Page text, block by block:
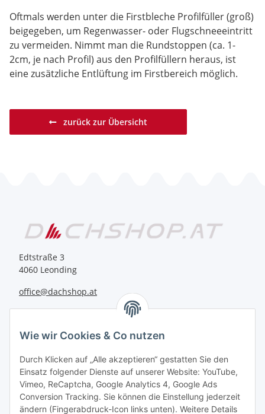
Oftmals werden unter die Firstbleche Profilfüller (groß)
beigegeben, um Regenwasser- oder Flugschneeeintritt
zu vermeiden. Nimmt man die Rundstoppen (ca. 1-
2cm, je nach Profil) aus den Profilfüllern heraus, ist
eine zusätzliche Entlüftung im Firstbereich möglich.
zurück zur Übersicht
Edtstraße 3
4060 Leonding
office@dachshop.at
Informationen
Wie wir Cookies & Co nutzen
Durch Klicken auf „Alle akzeptieren“ gestatten Sie den
Einsatz folgender Dienste auf unserer Website: YouTube,
Vimeo, ReCaptcha, Google Analytics 4, Google Ads
Conversion Tracking. Sie können die Einstellung jederzeit
ändern (Fingerabdruck-Icon links unten). Weitere Details